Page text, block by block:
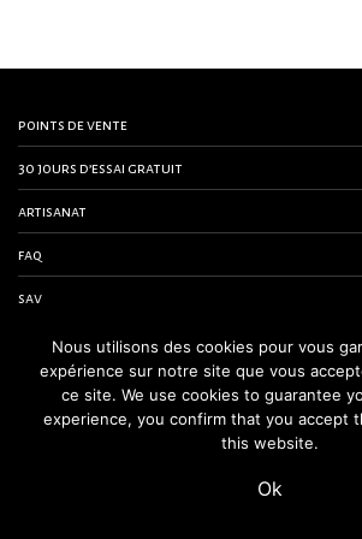
points de vente
30 jours d’essai gratuit
artisanat
faq
sav
contactez-nous
conditions générales de vente
mentions légales
Nous utilisons des cookies pour vous
expérience sur notre site que vous
ce site. We use cookies to guarantee
experience, you confirm that you accept
this website.
Ok